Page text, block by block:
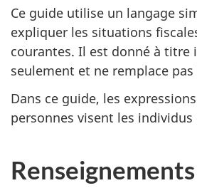
Ce guide utilise un langage
expliquer les situations
courantes. Il est donné à titre
seulement et ne remplace
Dans ce guide, les
personnes visent les